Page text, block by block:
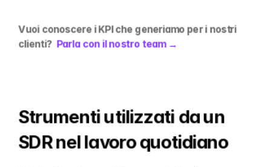
Vuoi conoscere i KPI che generiamo per i nostri
clienti? Parla con il nostro team →
Strumenti utilizzati da un
SDR nel lavoro quotidiano